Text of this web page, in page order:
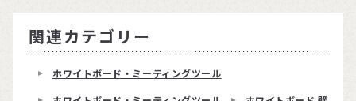
関連カテゴリー
ホワイトボード・ミーティングツール